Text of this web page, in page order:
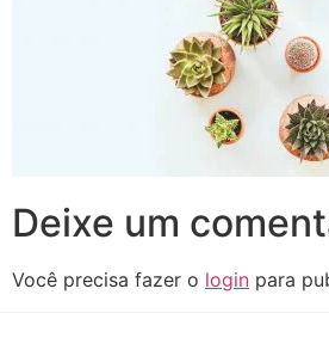
Deixe um
Você precisa fazer o login para